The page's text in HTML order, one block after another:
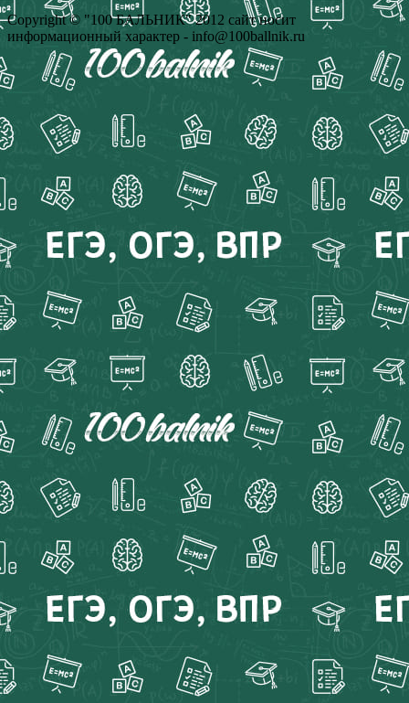
Copyright © "100 БАЛЬНИК" 2012 сайт носит
информационный характер - info@100ballnik.ru